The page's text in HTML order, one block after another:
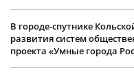
В городе-спутнике
развития систем
проекта «Умные города